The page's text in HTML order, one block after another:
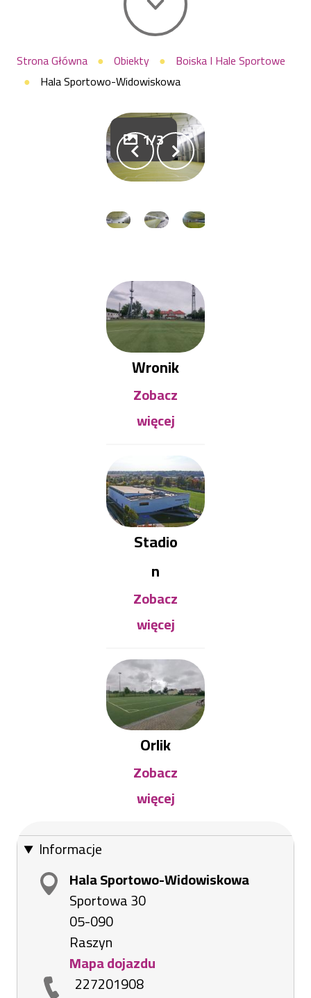
Raszyn
Ścieżka
nawigacyjna
Strona Główna Obiekty
Boiska I Hale Sportowe
Hala Sportowo-Widowiskowa
1/3
Wronik
Zobacz
więcej
Stadio
n
Zobacz
więcej
Orlik
Zobacz
więcej
Informacje
Hala Sportowo-Widowiskowa
Sportowa 30
05-090
Raszyn
Mapa dojazdu
227201908